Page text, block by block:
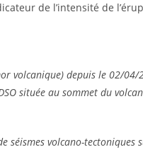
de l’intensité de
volcanique) depuis le 02/
située au sommet du
séismes volcano-